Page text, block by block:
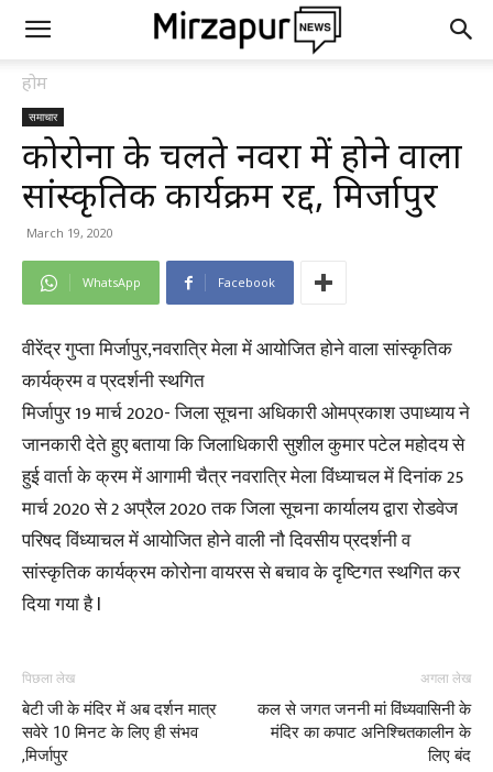
होम
समाचार
कोरोना के चलते नवरात्र में होने वाला
सांस्कृतिक कार्यक्रम रद्द, मिर्जापुर
March 19, 2020
WhatsApp Facebook
वीरेंद्र गुप्ता मिर्जापुर,नवरात्रि मेला में आयोजित होने वाला सांस्कृतिक
कार्यक्रम व प्रदर्शनी स्थगित
मिर्जापुर 19 मार्च 2020- जिला सूचना अधिकारी ओमप्रकाश उपाध्याय ने
जानकारी देते हुए बताया कि जिलाधिकारी सुशील कुमार पटेल महोदय से
हुई वार्ता के क्रम में आगामी चैत्र नवरात्रि मेला विंध्याचल में दिनांक 25
मार्च 2020 से 2 अप्रैल 2020 तक जिला सूचना कार्यालय द्वारा रोडवेज
परिषद विंध्याचल में आयोजित होने वाली नौ दिवसीय प्रदर्शनी व
सांस्कृतिक कार्यक्रम कोरोना वायरस से बचाव के दृष्टिगत स्थगित कर
दिया गया है l
पिछला लेख
बेटी जी के मंदिर में अब दर्शन मात्र
सवेरे 10 मिनट के लिए ही संभव
,मिर्जापुर
अगला लेख
कल से जगत जननी मां विंध्यवासिनी के
मंदिर का कपाट अनिश्चितकालीन के
लिए बंद